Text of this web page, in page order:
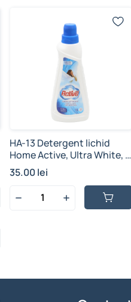
HA-13 Detergent lichid
Home Active, Ultra White, 1
L
35.00 lei